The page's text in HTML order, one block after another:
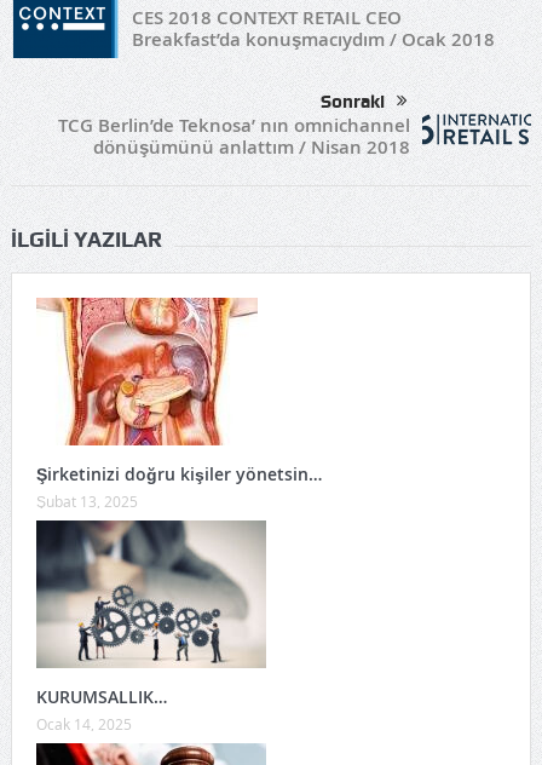
CES 2018 CONTEXT RETAIL CEO
Breakfast’da konuşmacıydım / Ocak 2018
Sonraki
TCG Berlin’de Teknosa’ nın omnichannel
dönüşümünü anlattım / Nisan 2018
İLGILI YAZILAR
Şirketinizi doğru kişiler yönetsin…
Şubat 13, 2025
KURUMSALLIK…
Ocak 14, 2025